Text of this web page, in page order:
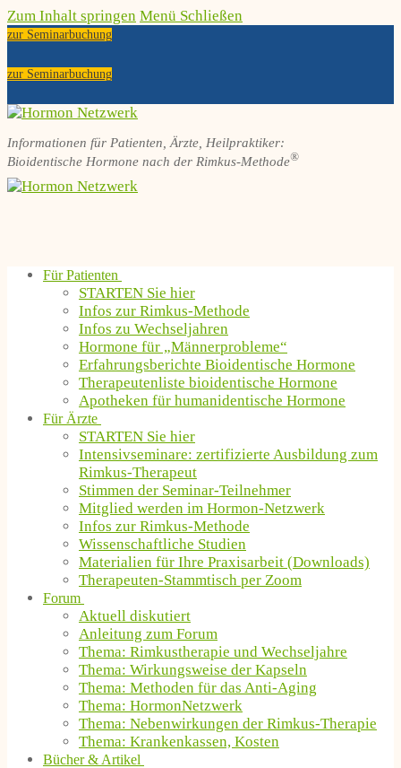
Zum Inhalt springen Menü Schließen
zur Seminarbuchung
zur Seminarbuchung
Informationen für Patienten, Ärzte, Heilpraktiker:
Bioidentische Hormone nach der Rimkus-Methode®
Für Patienten
STARTEN Sie hier
Infos zur Rimkus-Methode
Infos zu Wechseljahren
Hormone für „Männerprobleme“
Erfahrungsberichte Bioidentische Hormone
Therapeutenliste bioidentische Hormone
Apotheken für humanidentische Hormone
Für Ärzte
STARTEN Sie hier
Intensivseminare: zertifizierte Ausbildung zum
Rimkus-Therapeut
Stimmen der Seminar-Teilnehmer
Mitglied werden im Hormon-Netzwerk
Infos zur Rimkus-Methode
Wissenschaftliche Studien
Materialien für Ihre Praxisarbeit (Downloads)
Therapeuten-Stammtisch per Zoom
Forum
Aktuell diskutiert
Anleitung zum Forum
Thema: Rimkustherapie und Wechseljahre
Thema: Wirkungsweise der Kapseln
Thema: Methoden für das Anti-Aging
Thema: HormonNetzwerk
Thema: Nebenwirkungen der Rimkus-Therapie
Thema: Krankenkassen, Kosten
Bücher & Artikel